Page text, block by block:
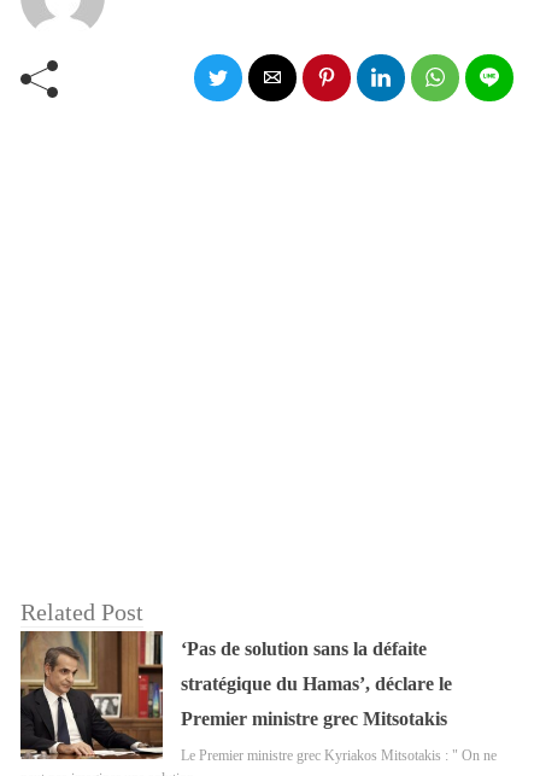
Related Post
‘Pas de solution sans la défaite
stratégique du Hamas’, déclare le
Premier ministre grec Mitsotakis
Le Premier ministre grec Kyriakos Mitsotakis : " On ne